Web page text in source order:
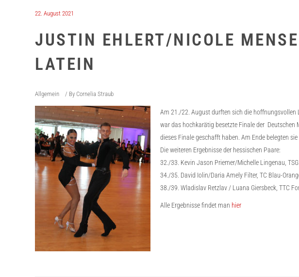
22. August 2021
JUSTIN EHLERT/NICOLE
LATEIN
Allgemein By Cornelia Straub
Am 21./22. August durften sich die hoffnungsvollen
war das hochkarätig besetzte Finale der Deutschen
dieses Finale geschafft haben. Am Ende belegten
Die weiteren Ergebnisse der hessischen Paare:
32./33. Kevin Jason Priemer/Michelle Lingenau,
34./35. David Iolin/Daria Amely Filter, TC Blau-
38./39. Wladislav Retzlav / Luana Giersbeck, TTC
Alle Ergebnisse findet man hier